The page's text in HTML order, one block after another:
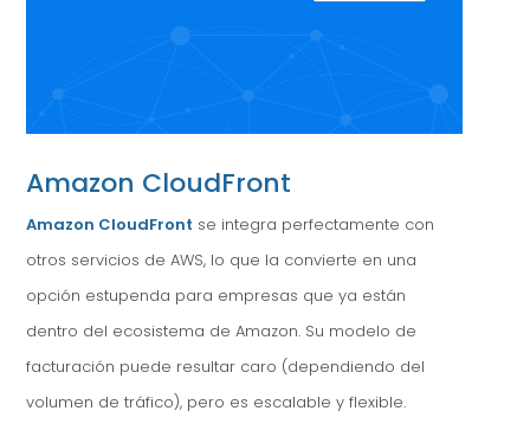
Amazon CloudFront
Amazon CloudFront se integra perfectamente con
otros servicios de AWS, lo que la convierte en una
opción estupenda para empresas que ya están
dentro del ecosistema de Amazon. Su modelo de
facturación puede resultar caro (dependiendo del
volumen de tráfico), pero es escalable y flexible.